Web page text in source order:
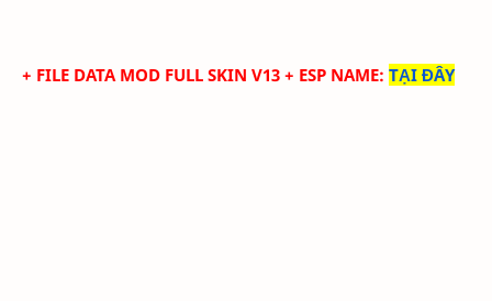
+ FILE DATA MOD FULL SKIN V13 + ESP NAME: TẠI ĐÂY